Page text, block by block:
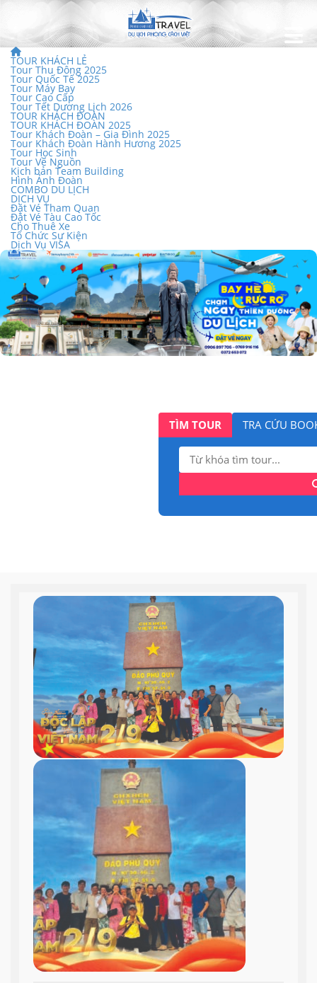
TOUR KHÁCH LẺ
Tour Thu Đông 2025
Tour Quốc Tế 2025
Tour Máy Bay
Tour Cao Cấp
Tour Tết Dương Lịch 2026
TOUR KHÁCH ĐOÀN
TOUR KHÁCH ĐOÀN 2025
Tour Khách Đoàn – Gia Đình 2025
Tour Khách Đoàn Hành Hương 2025
Tour Học Sinh
Tour Về Nguồn
Kịch bản Team Building
Hình Ảnh Đoàn
COMBO DU LỊCH
DỊCH VỤ
Đặt Vé Tham Quan
Đặt Vé Tàu Cao Tốc
Cho Thuê Xe
Tổ Chức Sự Kiện
Dịch Vụ VISA
TÌM TOUR TRA CỨU
Tìm
kiếm: